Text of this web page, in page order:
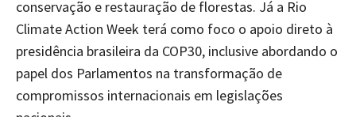
conservação e restauração de florestas. Já a Rio
Climate Action Week terá como foco o apoio direto à
presidência brasileira da COP30, inclusive abordando o
papel dos Parlamentos na transformação de
compromissos internacionais em legislações